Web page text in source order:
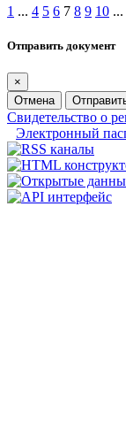
1 ... 4 5 6 7 8 9 10 ...
Отправить документ
×
Отмена
Свидетельство о
Электронный